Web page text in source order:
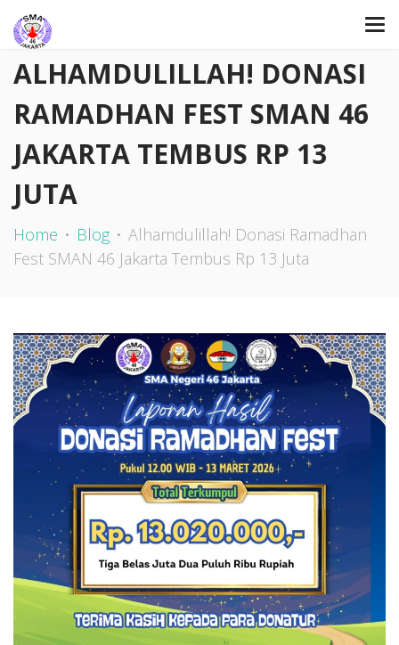
ALHAMDULILLAH! DONASI
RAMADHAN FEST SMAN 46
JAKARTA TEMBUS RP 13
JUTA
Home Blog
Alhamdulillah! Donasi Ramadhan
Fest SMAN 46 Jakarta Tembus Rp 13 Juta